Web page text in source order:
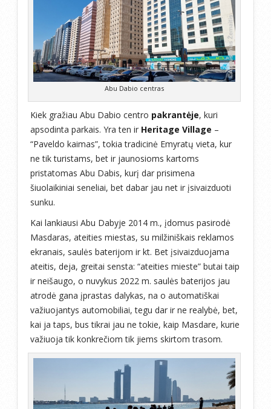
Abu Dabio centras
Kiek gražiau Abu Dabio centro pakrantėje, kuri
apsodinta parkais. Yra ten ir Heritage Village –
“Paveldo kaimas”, tokia tradicinė Emyratų vieta, kur
ne tik turistams, bet ir jaunosioms kartoms
pristatomas Abu Dabis, kurį dar prisimena
šiuolaikiniai seneliai, bet dabar jau net ir įsivaizduoti
sunku.
Kai lankiausi Abu Dabyje 2014 m., įdomus pasirodė
Masdaras, ateities miestas, su milžiniškais reklamos
ekranais, saulės baterijom ir kt. Bet įsivaizduojama
ateitis, deja, greitai sensta: “ateities mieste” butai taip
ir neišaugo, o nuvykus 2022 m. saulės baterijos jau
atrodė gana įprastas dalykas, na o automatiškai
važiuojantys automobiliai, tegu dar ir ne realybė, bet,
kai ja taps, bus tikrai jau ne tokie, kaip Masdare, kurie
važiuoja tik konkrečiom tik jiems skirtom trasom.